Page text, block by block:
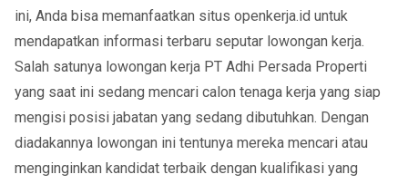
ini, Anda bisa memanfaatkan situs openkerja.id untuk
mendapatkan informasi terbaru seputar lowongan kerja.
Salah satunya lowongan kerja PT Adhi Persada Properti
yang saat ini sedang mencari calon tenaga kerja yang siap
mengisi posisi jabatan yang sedang dibutuhkan. Dengan
diadakannya lowongan ini tentunya mereka mencari atau
menginginkan kandidat terbaik dengan kualifikasi yang